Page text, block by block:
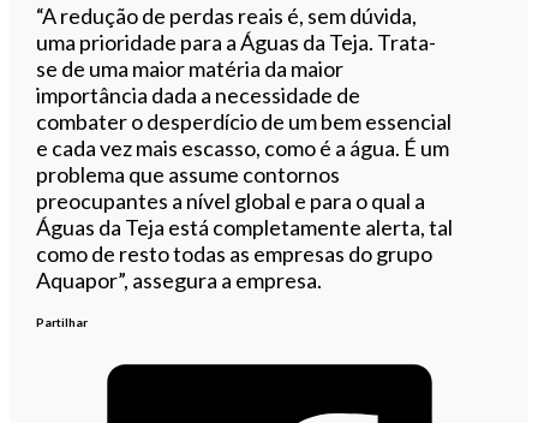
“A redução de perdas reais é, sem dúvida,
uma prioridade para a Águas da Teja. Trata-
se de uma maior matéria da maior
importância dada a necessidade de
combater o desperdício de um bem essencial
e cada vez mais escasso, como é a água. É um
problema que assume contornos
preocupantes a nível global e para o qual a
Águas da Teja está completamente alerta, tal
como de resto todas as empresas do grupo
Aquapor”, assegura a empresa.
Partilhar